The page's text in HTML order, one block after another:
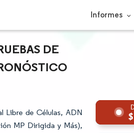
Informes
DE
Libre de Células, ADN
MP Dirigida y Más),